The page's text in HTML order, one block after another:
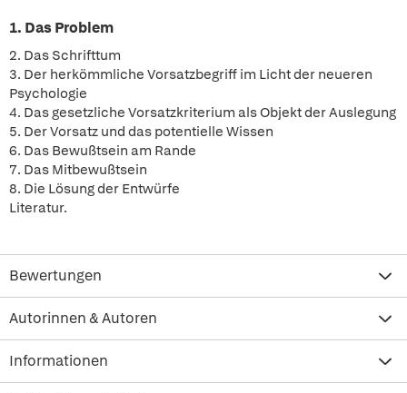
1. Das Problem
2. Das Schrifttum
3. Der herkömmliche Vorsatzbegriff im Licht der neueren
Psychologie
4. Das gesetzliche Vorsatzkriterium als Objekt der Auslegung
5. Der Vorsatz und das potentielle Wissen
6. Das Bewußtsein am Rande
7. Das Mitbewußtsein
8. Die Lösung der Entwürfe
Literatur.
Bewertungen
Autorinnen & Autoren
Informationen